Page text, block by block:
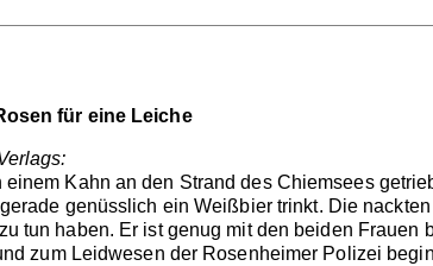
für eine Leiche
einem Kahn an den Strand des Chiemsees
genüsslich ein Weißbier trinkt. Die
tun haben. Er ist genug mit den beiden
zum Leidwesen der Rosenheimer Polizei